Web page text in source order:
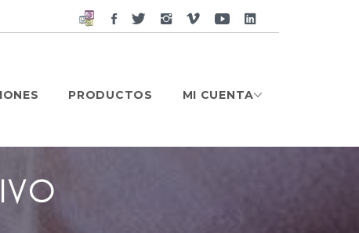
Facebook
Twitter
Instagram
VimeoGoogleGoogle
PRODUCTOS MI CUENTA